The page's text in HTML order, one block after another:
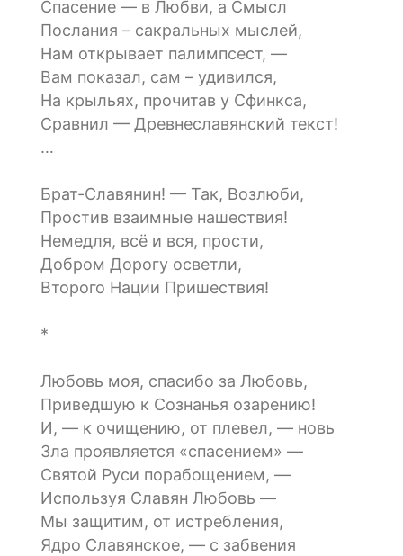
Спасение — в Любви, а Смысл
Послания – сакральных мыслей,
Нам открывает палимпсест, —
Вам показал, сам – удивился,
На крыльях, прочитав у Сфинкса,
Сравнил — Древнеславянский текст!
…
Брат-Славянин! — Так, Возлюби,
Простив взаимные нашествия!
Немедля, всё и вся, прости,
Добром Дорогу осветли,
Второго Нации Пришествия!
*
Любовь моя, спасибо за Любовь,
Приведшую к Сознанья озарению!
И, — к очищению, от плевел, — новь
Зла проявляется «спасением» —
Святой Руси порабощением, —
Используя Славян Любовь —
Мы защитим, от истребления,
Ядро Славянское, — с забвения